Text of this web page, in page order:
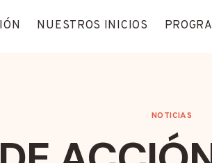
NUESTROS INICIOS
NOTICIAS